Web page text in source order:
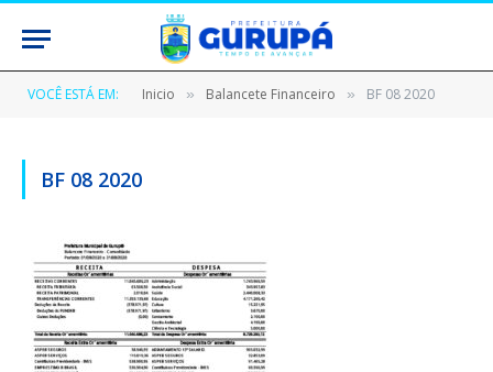
VOCÊ ESTÁ EM: Inicio » Balancete Financeiro » BF 08 2020
BF 08 2020